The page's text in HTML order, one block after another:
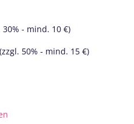
30% - mind. 10 €)
50% - mind. 15 €)